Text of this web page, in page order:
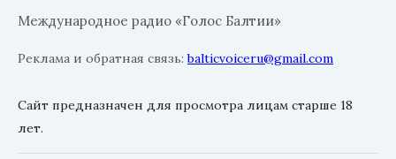
Международное радио «Голос Балтии»
Реклама и обратная связь:balticvoiceru@gmail.com
Сайт предназначен для просмотра лицам старше 18
лет.